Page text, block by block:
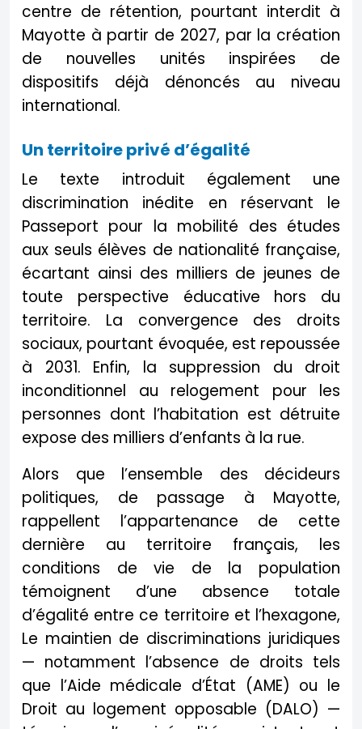
centre de rétention, pourtant interdit à
Mayotte à partir de 2027, par la création
de nouvelles unités inspirées de
dispositifs déjà dénoncés au niveau
international.
Un territoire privé d’égalité
Le texte introduit également une
discrimination inédite en réservant le
Passeport pour la mobilité des études
aux seuls élèves de nationalité française,
écartant ainsi des milliers de jeunes de
toute perspective éducative hors du
territoire. La convergence des droits
sociaux, pourtant évoquée, est repoussée
à 2031. Enfin, la suppression du droit
inconditionnel au relogement pour les
personnes dont l’habitation est détruite
expose des milliers d’enfants à la rue.
Alors que l’ensemble des décideurs
politiques, de passage à Mayotte,
rappellent l’appartenance de cette
dernière au territoire français, les
conditions de vie de la population
témoignent d’une absence totale
d’égalité entre ce territoire et l’hexagone,
Le maintien de discriminations juridiques
— notamment l’absence de droits tels
que l’Aide médicale d’État (AME) ou le
Droit au logement opposable (DALO) —